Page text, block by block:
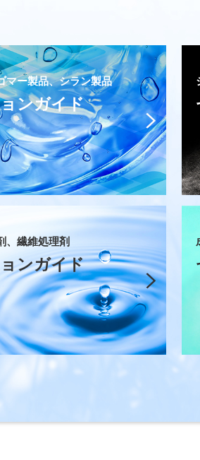
マー製品、シラン製品
ンガイド
、繊維処理剤
ンガイド